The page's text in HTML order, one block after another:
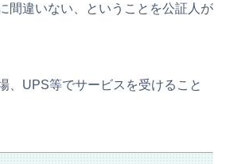
間違いない、ということを公証人が
、UPS等でサービスを受けること